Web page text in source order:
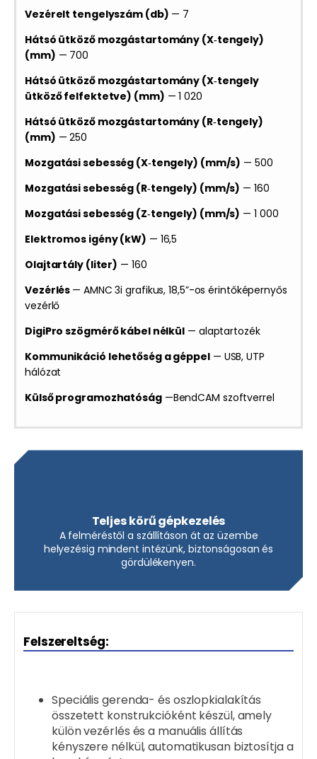
Vezérelt tengelyszám (db) — 7
Hátsó ütköző mozgástartomány (X‑tengely)
(mm) — 700
Hátsó ütköző mozgástartomány (X‑tengely
ütköző felfektetve) (mm) — 1 020
Hátsó ütköző mozgástartomány (R‑tengely)
(mm) — 250
Mozgatási sebesség (X‑tengely) (mm/s) — 500
Mozgatási sebesség (R‑tengely) (mm/s) — 160
Mozgatási sebesség (Z‑tengely) (mm/s) — 1 000
Elektromos igény (kW) — 16,5
Olajtartály (liter) — 160
Vezérlés — AMNC 3i grafikus, 18,5”-os érintőképernyős
vezérlő
DigiPro szögmérő kábel nélkül — alaptartozék
Kommunikáció lehetőség a géppel— USB, UTP
hálózat
Külső programozhatóság—BendCAM szoftverrel
Teljes körű gépkezelés
A felméréstől a szállításon át az üzembe
helyezésig mindent intézünk, biztonságosan és
gördülékenyen.
Felszereltség:
Speciális gerenda- és oszlopkialakítás
összetett konstrukcióként készül, amely
külön vezérlés és a manuális állítás
kényszere nélkül, automatikusan biztosítja a